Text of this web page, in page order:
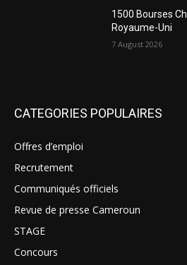
1500 Bourses
Royaume-Uni
7 August 2026
CATEGORIES POPULAIRES
Offres d’emploi
Recrutement
Communiqués officiels
Revue de presse Cameroun
STAGE
Concours